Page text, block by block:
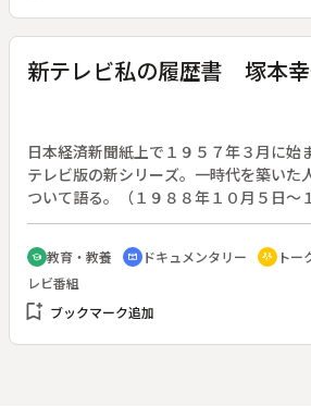
新テレビ私の履歴書 塚本
日本経済新聞紙上で１９５７年３月に始
テレビ版の新シリーズ。一時代を築いた
ついて語る。（１９８８年１０月５日～
放送、全１２７回）◆塚本幸一：ワコー
滋賀に生まれ、１９４６年和江商事を創
社に改組（社長）、婦人洋装下着の生産
年ワコール販売を設立（社長）。１９６
ールと改称し社長に就任した。
school 教育・教養 cinematic_blur ドキュメンタリー adaptive_audio_mic トー
レビ番組
bookmark_add ブックマーク追加